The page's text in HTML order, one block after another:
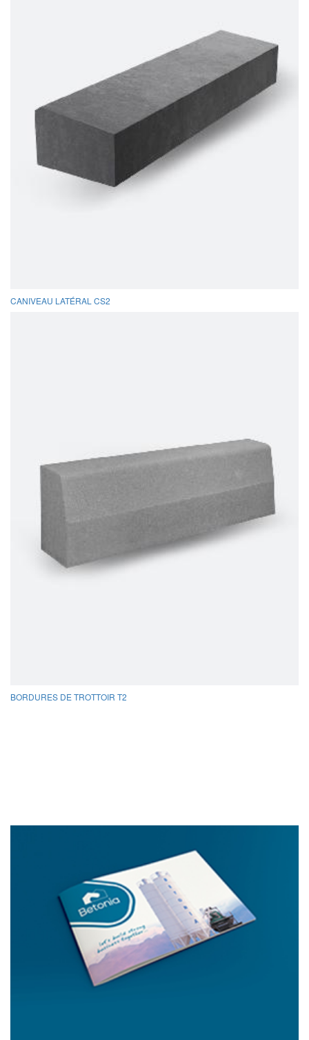
CANIVEAU LATÉRAL CS2
BORDURES DE TROTTOIR T2